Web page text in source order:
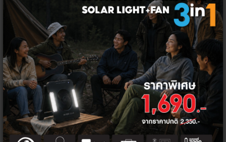
HI-TEK โมชั่นเซ็นเซอร์แบบฝังฝ้าปรับไ
ด้ 800R
600 ฿
465 ฿
HI-TEK โมชั่นเซ็นเซอร์ IP65 แบบติดล
อยปรับมุมได้ 1200S
630 ฿
545 ฿
ลด
11%